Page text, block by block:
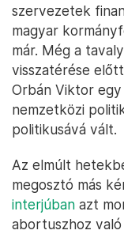
szervezetek
magyar
már. Még a
visszatérése előtt
Orbán Viktor
nemzetközi
politikusává vált.
Az elmúlt
megosztó más
interjúban azt
abortuszhoz való